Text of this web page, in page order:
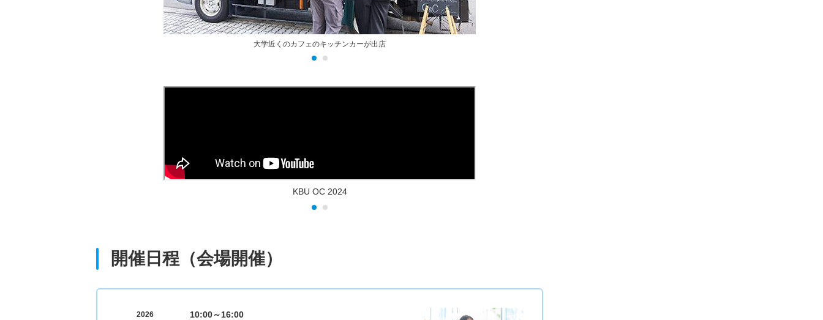
大学近くのカフェのキッチンカーが出店
KBU OC 2024
開催日程（会場開催）
2026 10:00～16:00